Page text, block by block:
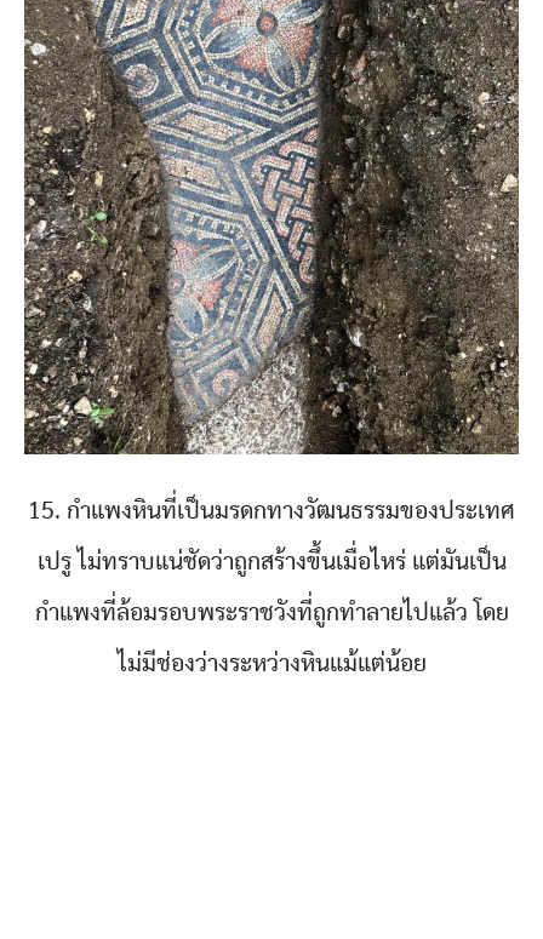
15. กำแพงหินที่เป็นมรดกทางวัฒนธรรมของประเทศ
เปรู ไม่ทราบแน่ชัดว่าถูกสร้างขึ้นเมื่อไหร่ แต่มันเป็น
กำแพงที่ล้อมรอบพระราชวังที่ถูกทำลายไปแล้ว โดย
ไม่มีช่องว่างระหว่างหินแม้แต่น้อย